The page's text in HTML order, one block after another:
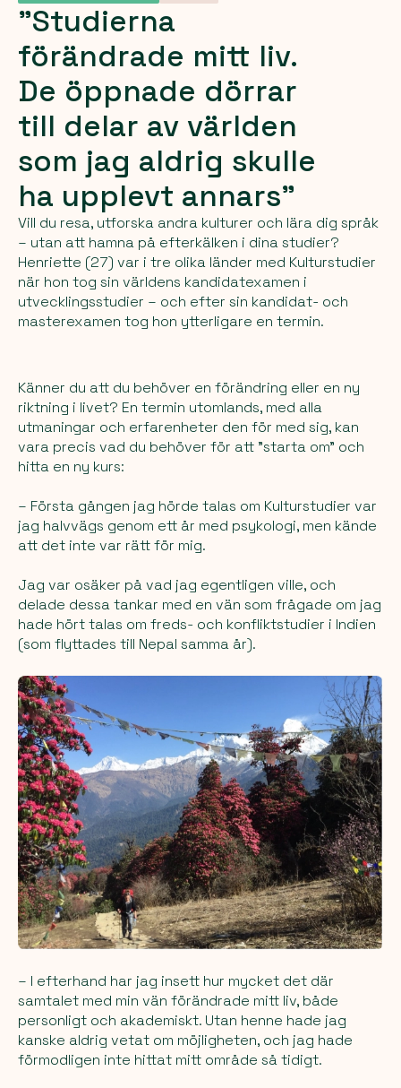
"Studierna
förändrade mitt liv.
De öppnade dörrar
till delar av världen
som jag aldrig skulle
ha upplevt annars"
Vill du resa, utforska andra kulturer och lära dig språk
– utan att hamna på efterkälken i dina studier?
Henriette (27) var i tre olika länder med Kulturstudier
när hon tog sin världens kandidatexamen i
utvecklingsstudier – och efter sin kandidat- och
masterexamen tog hon ytterligare en termin.
Känner du att du behöver en förändring eller en ny
riktning i livet? En termin utomlands, med alla
utmaningar och erfarenheter den för med sig, kan
vara precis vad du behöver för att "starta om" och
hitta en ny kurs:
– Första gången jag hörde talas om Kulturstudier var
jag halvvägs genom ett år med psykologi, men kände
att det inte var rätt för mig.
Jag var osäker på vad jag egentligen ville, och
delade dessa tankar med en vän som frågade om jag
hade hört talas om freds- och konfliktstudier i Indien
(som flyttades till Nepal samma år).
– I efterhand har jag insett hur mycket det där
samtalet med min vän förändrade mitt liv, både
personligt och akademiskt. Utan henne hade jag
kanske aldrig vetat om möjligheten, och jag hade
förmodligen inte hittat mitt område så tidigt.